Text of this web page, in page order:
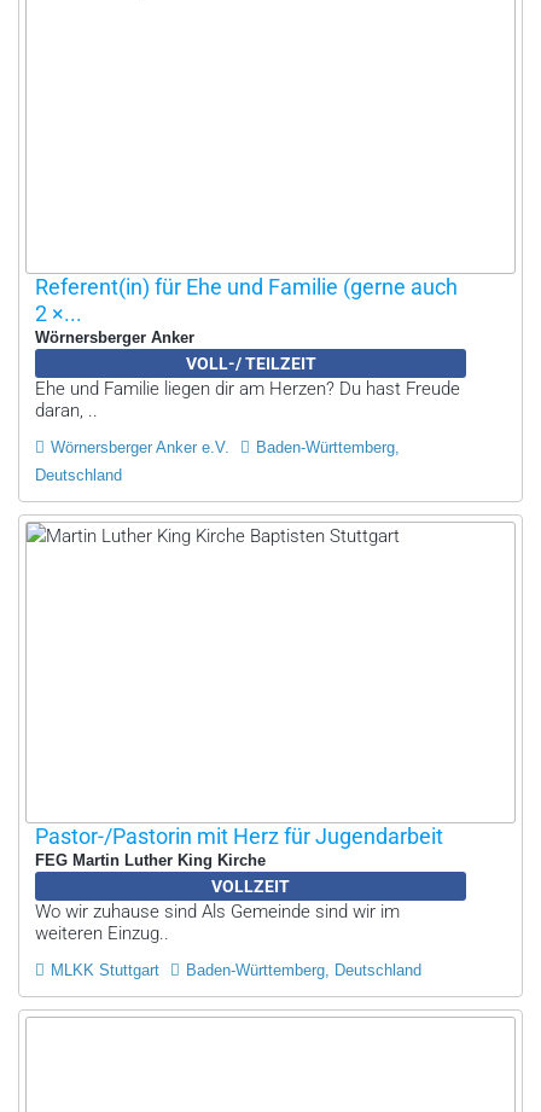
Referent(in) für Ehe und Familie (gerne auch
2 ×...
Wörnersberger Anker
VOLL-/ TEILZEIT
Ehe und Familie liegen dir am Herzen? Du hast Freude
daran, ..
Wörnersberger Anker e.V.
Baden-Württemberg,
Deutschland
Pastor-/Pastorin mit Herz für Jugendarbeit
FEG Martin Luther King Kirche
VOLLZEIT
Wo wir zuhause sind Als Gemeinde sind wir im
weiteren Einzug..
MLKK Stuttgart Baden-Württemberg, Deutschland